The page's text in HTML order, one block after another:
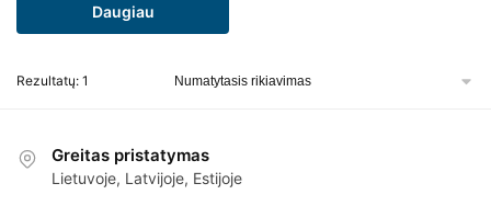
Daugiau
Rezultatų: 1
Greitas pristatymas
Lietuvoje, Latvijoje, Estijoje